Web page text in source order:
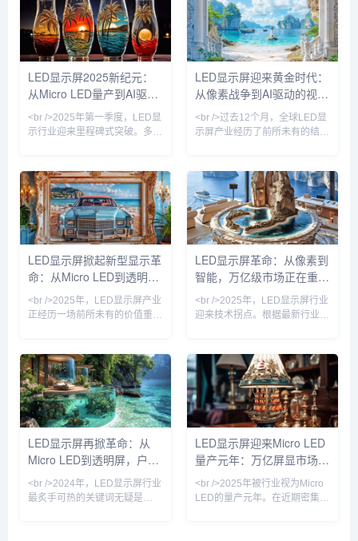
入，占微软AI业务总营收的
70%。而微软CEO萨蒂亚·纳德
拉在今年3月底刚刚高调宣布，
公司AI业务年收入有望突破370
亿美元——这意味着，每5美元
AI收入中，就有3.3美元直接或
间接流经OpenAI的模型管道。
赖。当“首选伙伴”...
期下降32%。这意味着，曾经只
存在于实验室的“下一代显示技
术”，正式迈入规模化量产窗口
期。三星、LG以及京东方相继
发布基于Micro LED的商用显示
屏新品，像素间距低至P0.3，亮
度却达到惊人的5000尼特——
LED显示屏2025新纪元：
从Micro LED量产到AI驱动
内容生态的颠覆性变革
<br />2025年第一季度，LED显
示行业迎来里程碑式突破。多家
实现每秒5000万颗，直接推动
单位成本较去年同期下降40%。
三星、索尼相继发布110英寸以
上家用Micro LED电视，售价首
次跌破10万美元门槛。与此同
时，国内厂商京东方、华灿光电
在Micro LED微显示领域发力，
针对AR眼镜的0.12英寸全彩模
LED显示屏迎来黄金时代：
从像素战争到AI驱动的视觉
革命
<br />过去12个月，全球LED显
示屏产业经历了前所未有的结构
模突破780亿美元，同比增长
23%，其中小间距LED（P1.2
以下）贡献了超过40%的增量。
这场增长并非单纯由需求拉动，
而是技术迭代引发的供给侧革命
——Mini/Micro LED量产成本在
18个月内下降近60%，使得原
本用于高端指挥中心的超高清显
LED显示屏掀起新型显示革
命：从Micro LED到透明屏
的万亿赛道竞速
<br />2025年，LED显示屏产业
正经历一场前所未有的价值重
“巨幕”工具；如今，随着Micro
LED、COB封装、MIP技术以及
虚拟拍摄（XR）场景的爆发，
LED显示屏已经渗透到消费电
子、车载显示、医疗可视化和沉
浸式文旅等高端领域。根据最新
行业报告，全球LED显示屏市场
规模预计在2025年突破120亿美
献超
LED显示屏革命：从像素到
智能，万亿级市场正在重塑
户外视觉体验
<br />2025年，LED显示屏行业
迎来技术拐点。根据最新行业报
其像素间距突破至P0.1以下，使
得屏幕在近距离观看时实现“无
颗粒感”的细腻画质。与此同
时，COB（板上芯片）封装技
术加速普及，相较于传统
SMD（表面贴装）工艺，COB
在防潮、防碰撞、耐候性方面提
升显著，成为户外小间距市场的
德、洲明科技等，在最
LED显示屏再掀革命：从
Micro LED到透明屏，户外
广告迎来黄金时代
<br />2024年，LED显示屏行业
最炙手可热的关键词无疑是
LED显示屏迎来Micro LED
量产元年：万亿屏显市场正
在被重新定义
<br />2025年被行业视为Micro
LED的量产元年。在近期密集发